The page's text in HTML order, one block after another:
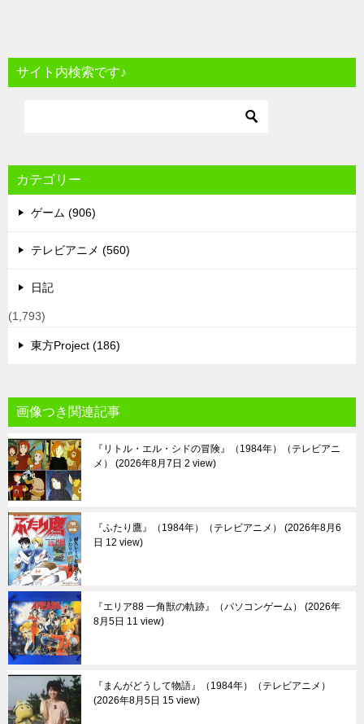
サイト内検索です♪
カテゴリー
ゲーム (906)
テレビアニメ (560)
日記
(1,793)
東方Project (186)
画像つき関連記事
『リトル・エル・シドの冒険』（1984年）（テレビアニ
メ）
2026年8月7日 2 view
『ふたり鷹』（1984年）（テレビアニメ）
2026年8月6
日 12 view
『エリア88 一角獣の軌跡』（パソコンゲーム）
2026年
8月5日 11 view
『まんがどうして物語』（1984年）（テレビアニメ）
2026年8月5日 15 view